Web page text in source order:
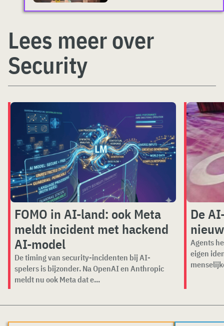
Lees meer over
Security
FOMO in AI-land: ook Meta
meldt incident met hackend
AI-model
De timing van security-incidenten bij AI-
spelers is bijzonder. Na OpenAI en Anthropic
meldt nu ook Meta dat e...
De
Agents
eigen